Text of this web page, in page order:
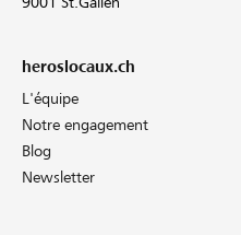
heroslocaux.ch
L'équipe
Notre engagement
Blog
Newsletter